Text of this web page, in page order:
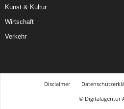
Kunst & Kultur
Wirtschaft
Verkehr
Disclaimer
© Digitalagentur